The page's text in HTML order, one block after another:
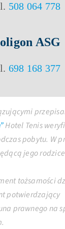
508 064 778
ASG
698 168 377
Hotel Tenis
pobytu. W
jego
tożsamości
potwierdzający
prawnego na